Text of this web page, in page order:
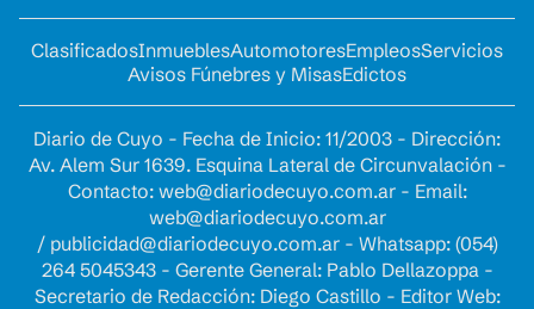
ClasificadosInmueblesAutomotoresEmpleosServicios
Avisos Fúnebres y MisasEdictos
Diario de Cuyo - Fecha de Inicio: 11/2003 - Dirección:
Av. Alem Sur 1639. Esquina Lateral de Circunvalación -
Contacto: web@diariodecuyo.com.ar- Email:
web@diariodecuyo.com.ar
/ publicidad@diariodecuyo.com.ar- Whatsapp: (054)
264 5045343 - Gerente General: Pablo Dellazoppa -
Secretario de Redacción: Diego Castillo - Editor Web: